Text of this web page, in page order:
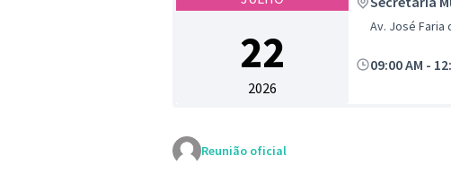
22
2026
Av. José Faria
09:00 AM -
Reunião oficial